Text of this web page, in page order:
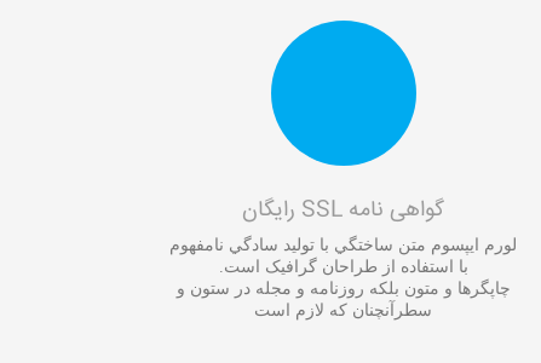
گواهی نامه SSL رایگان
لورم ايپسوم متن ساختگي با توليد سادگي نامفهوم
با استفاده از طراحان گرافيک است.
چاپگرها و متون بلکه روزنامه و مجله در ستون و
سطرآنچنان که لازم است